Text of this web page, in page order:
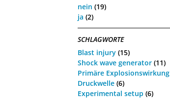
nein (19)
ja (2)
SCHLAGWORTE
Blast injury (15)
Shock wave generator (11)
Primäre Explosionswirkung
Druckwelle (6)
Experimental setup (6)